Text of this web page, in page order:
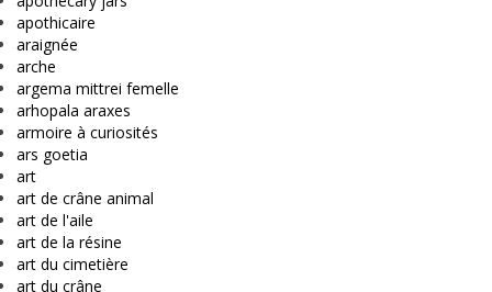
apothicaire
araignée
arche
argema mittrei femelle
arhopala araxes
armoire à curiosités
ars goetia
art
art de crâne animal
art de l'aile
art de la résine
art du cimetière
art du crâne